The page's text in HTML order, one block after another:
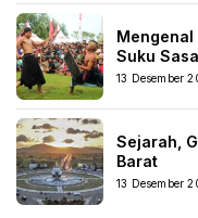
Mengenal
Suku
13 Desember
Sejarah,
Barat
13 Desember